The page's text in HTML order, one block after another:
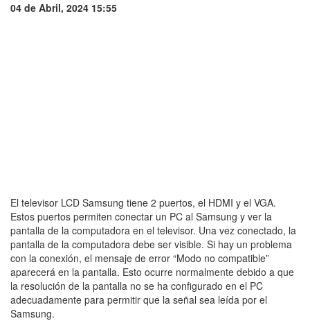
04 de Abril, 2024 15:55
El televisor LCD Samsung tiene 2 puertos, el HDMI y el VGA.
Estos puertos permiten conectar un PC al Samsung y ver la
pantalla de la computadora en el televisor. Una vez conectado, la
pantalla de la computadora debe ser visible. Si hay un problema
con la conexión, el mensaje de error “Modo no compatible”
aparecerá en la pantalla. Esto ocurre normalmente debido a que
la resolución de la pantalla no se ha configurado en el PC
adecuadamente para permitir que la señal sea leída por el
Samsung.